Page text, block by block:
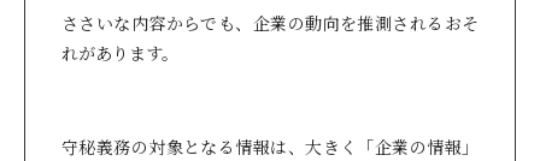
ささいな内容からでも、企業の動向を推測されるおそ
れがあります。
守秘義務の対象となる情報は、大きく「企業の情報」